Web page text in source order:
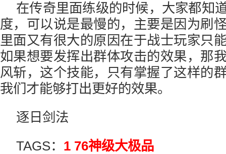
在传奇里面练级的时候，大家都知
度，可以说是最慢的，主要是因为刷
里面又有很大的原因在于战士玩家只
如果想要发挥出群体攻击的效果，那
风斩，这个技能，只有掌握了这样的
我们才能够打出更好的效果。
逐日剑法
TAGS： 1 76神级大极品